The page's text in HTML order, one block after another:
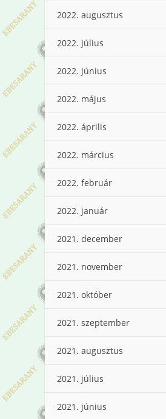
2022. augusztus
2022. július
2022. június
2022. május
2022. április
2022. március
2022. február
2022. január
2021. december
2021. november
2021. október
2021. szeptember
2021. augusztus
2021. július
2021. június